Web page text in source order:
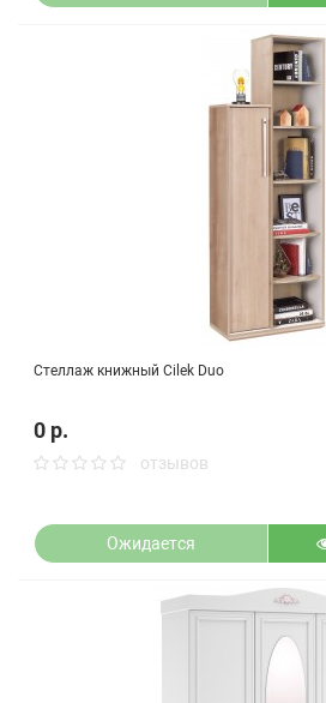
Стеллаж книжный Cilek Duo
0 р.
отзывов
Ожидается